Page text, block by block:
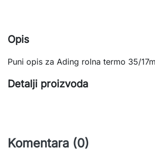
Opis
Puni opis za Ading rolna termo 35/
Detalji proizvoda
Komentara (0)